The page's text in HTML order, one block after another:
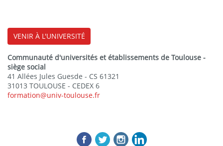
VENIR À L'UNIVERSITÉ
Communauté d'universités et établissements de Toulouse -
siège social
41 Allées Jules Guesde - CS 61321
31013 TOULOUSE - CEDEX 6
formation@univ-toulouse.fr